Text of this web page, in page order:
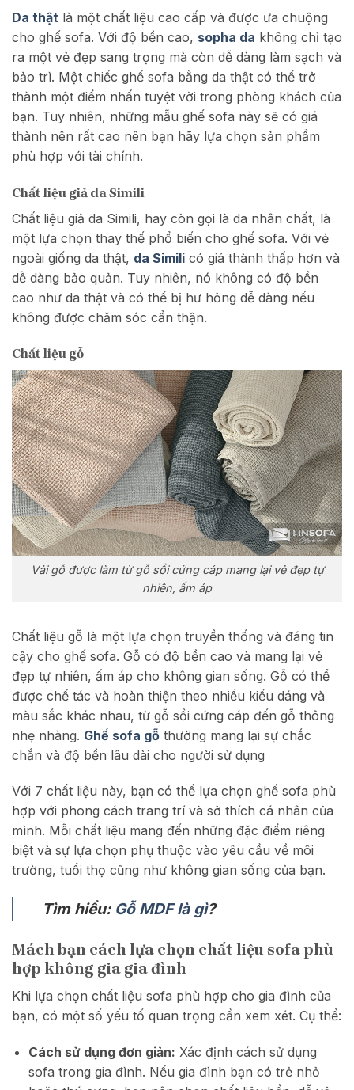
Da thật là một chất liệu cao cấp và được ưa chuộng
cho ghế sofa. Với độ bền cao, sopha da không chỉ tạo
ra một vẻ đẹp sang trọng mà còn dễ dàng làm sạch và
bảo trì. Một chiếc ghế sofa bằng da thật có thể trở
thành một điểm nhấn tuyệt vời trong phòng khách của
bạn. Tuy nhiên, những mẫu ghế sofa này sẽ có giá
thành nên rất cao nên bạn hãy lựa chọn sản phẩm
phù hợp với tài chính.
Chất liệu giả da Simili
Chất liệu giả da Simili, hay còn gọi là da nhân chất, là
một lựa chọn thay thế phổ biến cho ghế sofa. Với vẻ
ngoài giống da thật, da Simili có giá thành thấp hơn và
dễ dàng bảo quản. Tuy nhiên, nó không có độ bền
cao như da thật và có thể bị hư hỏng dễ dàng nếu
không được chăm sóc cẩn thận.
Chất liệu gỗ
Vải gỗ được làm từ gỗ sồi cứng cáp mang lại vẻ đẹp tự
nhiên, ấm áp
Chất liệu gỗ là một lựa chọn truyền thống và đáng tin
cậy cho ghế sofa. Gỗ có độ bền cao và mang lại vẻ
đẹp tự nhiên, ấm áp cho không gian sống. Gỗ có thể
được chế tác và hoàn thiện theo nhiều kiểu dáng và
màu sắc khác nhau, từ gỗ sồi cứng cáp đến gỗ thông
nhẹ nhàng. Ghế sofa gỗ thường mang lại sự chắc
chắn và độ bền lâu dài cho người sử dụng
Với 7 chất liệu này, bạn có thể lựa chọn ghế sofa phù
hợp với phong cách trang trí và sở thích cá nhân của
mình. Mỗi chất liệu mang đến những đặc điểm riêng
biệt và sự lựa chọn phụ thuộc vào yêu cầu về môi
trường, tuổi thọ cũng như không gian sống của bạn.
Tìm hiểu: Gỗ MDF là gì?
Mách bạn cách lựa chọn chất liệu sofa phù
hợp không gia gia đình
Khi lựa chọn chất liệu sofa phù hợp cho gia đình của
bạn, có một số yếu tố quan trọng cần xem xét. Cụ thể:
Cách sử dụng đơn giản: Xác định cách sử dụng
sofa trong gia đình. Nếu gia đình bạn có trẻ nhỏ